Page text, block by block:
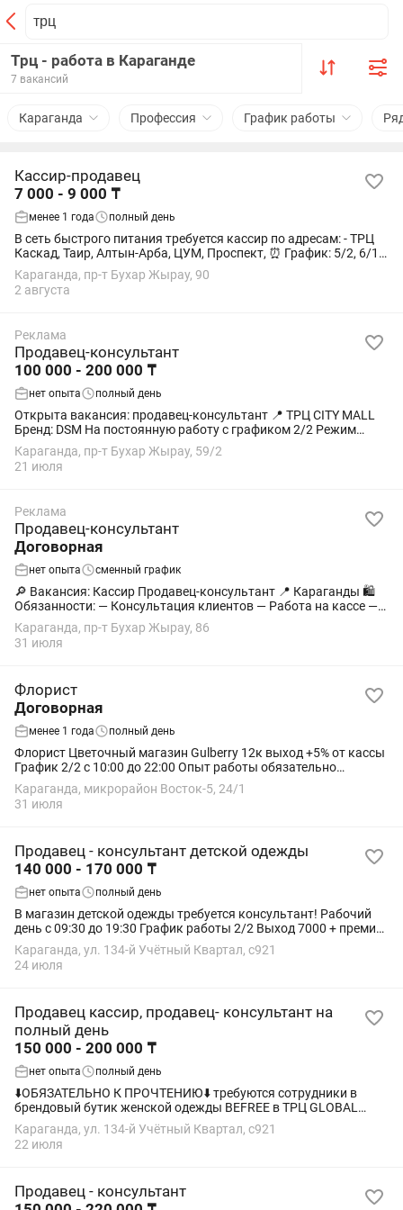
Трц - работа в Караганде
7 вакансий
Караганда Профессия График работы
Кассир-продавец
7 000 - 9 000 ₸
менее 1 года полный день
В сеть быстрого питания требуется кассир по адресам: - ТРЦ
Каскад, Таир, Алтын-Арба, ЦУМ, Проспект, ⏰ График: 5/2, 6/1 с
10:00 до 20/21:00. Зарплата 7000-9000тг в день 📲 Для
подробностей и...
Караганда, пр-т Бухар Жырау, 90
2 августа
Реклама
Продавец-консультант
100 000 - 200 000 ₸
нет опыта полный день
Открыта вакансия: продавец-консультант 📍 ТРЦ CITY MALL
Бренд: DSM На постоянную работу с графиком 2/2 Режим
работы 09:00 до 21:00 Обучение предусмотрено. Опыт в
продажах будет...
Караганда, пр-т Бухар Жырау, 59/2
21 июля
Реклама
Продавец-консультант
Договорная
нет опыта сменный график
🔎 Вакансия: Кассир Продавец-консультант 📍 Караганды 🛍
Обязанности: — Консультация клиентов — Работа на кассе —
Поддержание порядка в зале 🕘 График 6/1 (1 смены): 1)
10:00–16:00...
Караганда, пр-т Бухар Жырау, 86
31 июля
Флорист
Договорная
менее 1 года полный день
Флорист Цветочный магазин Gulberry 12к выход +5% от кассы
График 2/2 с 10:00 до 22:00 Опыт работы обязательно
Майкудук Восток 5 ТРЦ КАСКАД
Караганда, микрорайон Восток-5, 24/1
31 июля
Продавец - консультант детской одежды
140 000 - 170 000 ₸
нет опыта полный день
В магазин детской одежды требуется консультант! Рабочий
день с 09:30 до 19:30 График работы 2/2 Выход 7000 + премия.
Стажировка 2-3 дня (оплачиваемая) Обязанности: Работа с
клиентами Раскладка...
Караганда, ул. 134-й Учётный Квартал, с921
24 июля
Продавец кассир, продавец- консультант на
полный день
150 000 - 200 000 ₸
нет опыта полный день
⬇️ОБЯЗАТЕЛЬНО К ПРОЧТЕНИЮ⬇️ требуются сотрудники в
брендовый бутик женской одежды BEFREE в ТРЦ GLOBAL
CITY. ДЛЯ СТУДЕНТОВ НЕ ПОДОЙДЕТ, только на длительный
срок (с сентября полный день в том числе),...
Караганда, ул. 134-й Учётный Квартал, с921
22 июля
Продавец - консультант